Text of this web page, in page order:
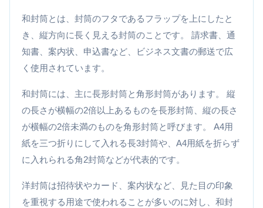
和封筒とは、封筒のフタであるフラップを上にしたと
き、縦方向に長く見える封筒のことです。 請求書、通
知書、案内状、申込書など、ビジネス文書の郵送で広
く使用されています。
和封筒には、主に長形封筒と角形封筒があります。 縦
の長さが横幅の2倍以上あるものを長形封筒、縦の長さ
が横幅の2倍未満のものを角形封筒と呼びます。 A4用
紙を三つ折りにして入れる長3封筒や、A4用紙を折らず
に入れられる角2封筒などが代表的です。
洋封筒は招待状やカード、案内状など、見た目の印象
を重視する用途で使われることが多いのに対し、和封